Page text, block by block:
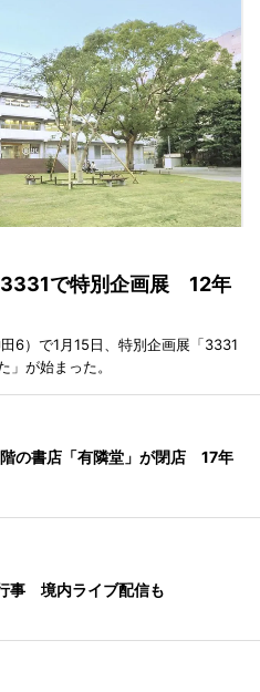
3331で特別企画展 12年
6）で1月15日、特別企画展「3331
」が始まった。
の書店「有隣堂」が閉店 17年
事 境内ライブ配信も